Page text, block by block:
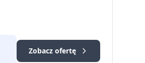
Zobacz ofertę